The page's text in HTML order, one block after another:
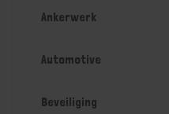
Ankerwerk
Automotive
Beveiliging